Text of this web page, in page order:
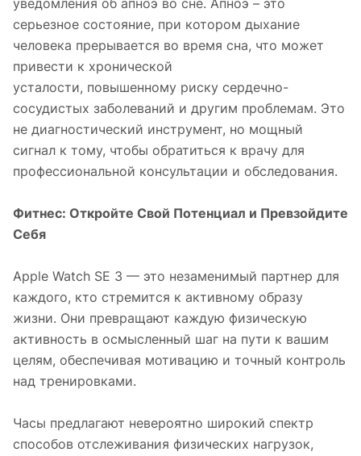
уведомления об апноэ во сне. Апноэ – это
серьезное состояние, при котором дыхание
человека прерывается во время сна, что может
привести к хронической
усталости, повышенному риску сердечно-
сосудистых заболеваний и другим проблемам. Это
не диагностический инструмент, но мощный
сигнал к тому, чтобы обратиться к врачу для
профессиональной консультации и обследования.
Фитнес: Откройте Свой Потенциал и Превзойдите
Себя
Apple Watch SE 3 — это незаменимый партнер для
каждого, кто стремится к активному образу
жизни. Они превращают каждую физическую
активность в осмысленный шаг на пути к вашим
целям, обеспечивая мотивацию и точный контроль
над тренировками.
Часы предлагают невероятно широкий спектр
способов отслеживания физических нагрузок,